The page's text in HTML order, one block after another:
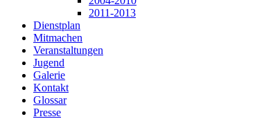
2011-2013
Dienstplan
Mitmachen
Veranstaltungen
Jugend
Galerie
Kontakt
Glossar
Presse